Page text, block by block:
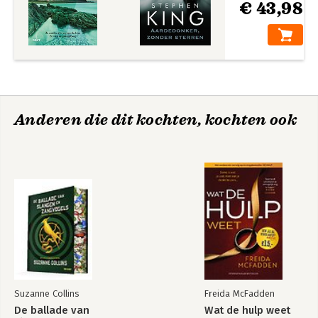
€ 43,98
Anderen die dit kochten, kochten ook
Suzanne Collins
De ballade van
Freida McFadden
Wat de hulp weet